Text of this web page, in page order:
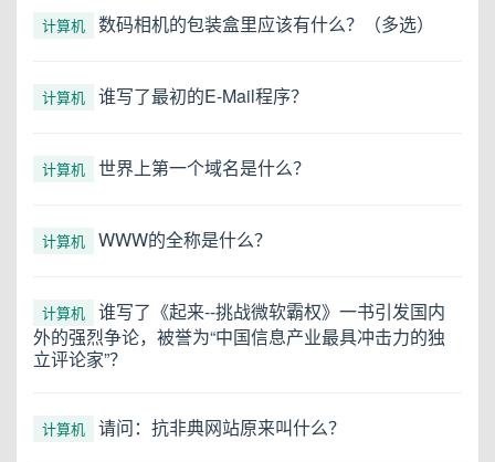
计算机 数码相机的包装盒里应该有什么？（多选）
计算机 谁写了最初的E-Mail程序？
计算机 世界上第一个域名是什么？
计算机 WWW的全称是什么？
计算机
谁写了《起来--挑战微软霸权》一书引发国内
外的强烈争论，被誉为“中国信息产业最具冲击力的独
立评论家”？
计算机 请问：抗非典网站原来叫什么？